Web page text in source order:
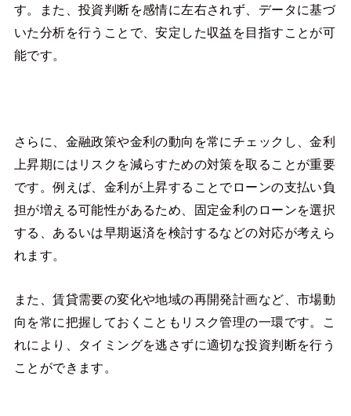
す。また、投資判断を感情に左右されず、データに基づ
いた分析を行うことで、安定した収益を目指すことが可
能です。
さらに、金融政策や金利の動向を常にチェックし、金利
上昇期にはリスクを減らすための対策を取ることが重要
です。例えば、金利が上昇することでローンの支払い負
担が増える可能性があるため、固定金利のローンを選択
する、あるいは早期返済を検討するなどの対応が考えら
れます。
また、賃貸需要の変化や地域の再開発計画など、市場動
向を常に把握しておくこともリスク管理の一環です。こ
れにより、タイミングを逃さずに適切な投資判断を行う
ことができます。